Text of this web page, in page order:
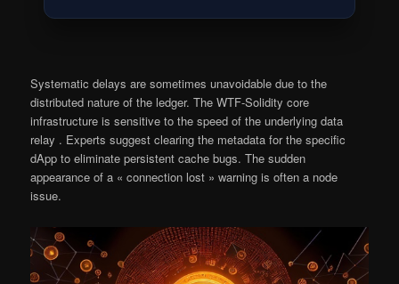
Systematic delays are sometimes unavoidable due to the
distributed nature of the ledger. The WTF-Solidity core
infrastructure is sensitive to the speed of the underlying data
relay . Experts suggest clearing the metadata for the specific
dApp to eliminate persistent cache bugs. The sudden
appearance of a « connection lost » warning is often a node
issue.